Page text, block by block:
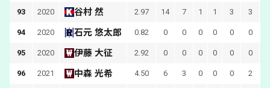
93 2020 谷村 然 2.97 14 7 1 1 3 3
94 2020 石元 悠太郎 0.82 0 0 0 0 0 0
95 2020 伊藤 大征 2.92 0 0 0 0 0 0
96 2021 中森 光希 4.50 6 3 0 0 0 2